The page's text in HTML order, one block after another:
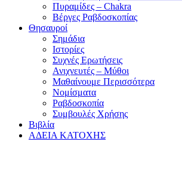
Πυραμίδες – Chakra
Βέργες Ραβδοσκοπίας
Θησαυροί
Σημάδια
Ιστορίες
Συχνές Ερωτήσεις
Ανιχνευτές – Μύθοι
Μαθαίνουμε Περισσότερα
Νομίσματα
Ραβδοσκοπία
Συμβουλές Χρήσης
Βιβλία
ΑΔΕΙΑ ΚΑΤΟΧΗΣ